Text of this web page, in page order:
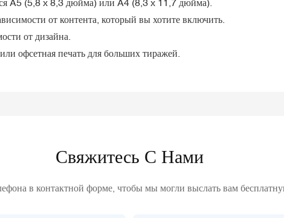
от контента, который вы хотите включить.
от дизайна.
офсетная печать для больших тиражей.
Свяжитесь С Нами
в контактной форме, чтобы мы могли выслать вам